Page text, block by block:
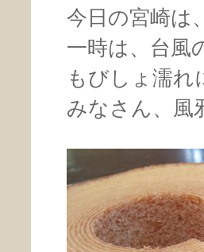
今日の宮崎は
一時は、台風
もびしょ濡れ
みなさん、風